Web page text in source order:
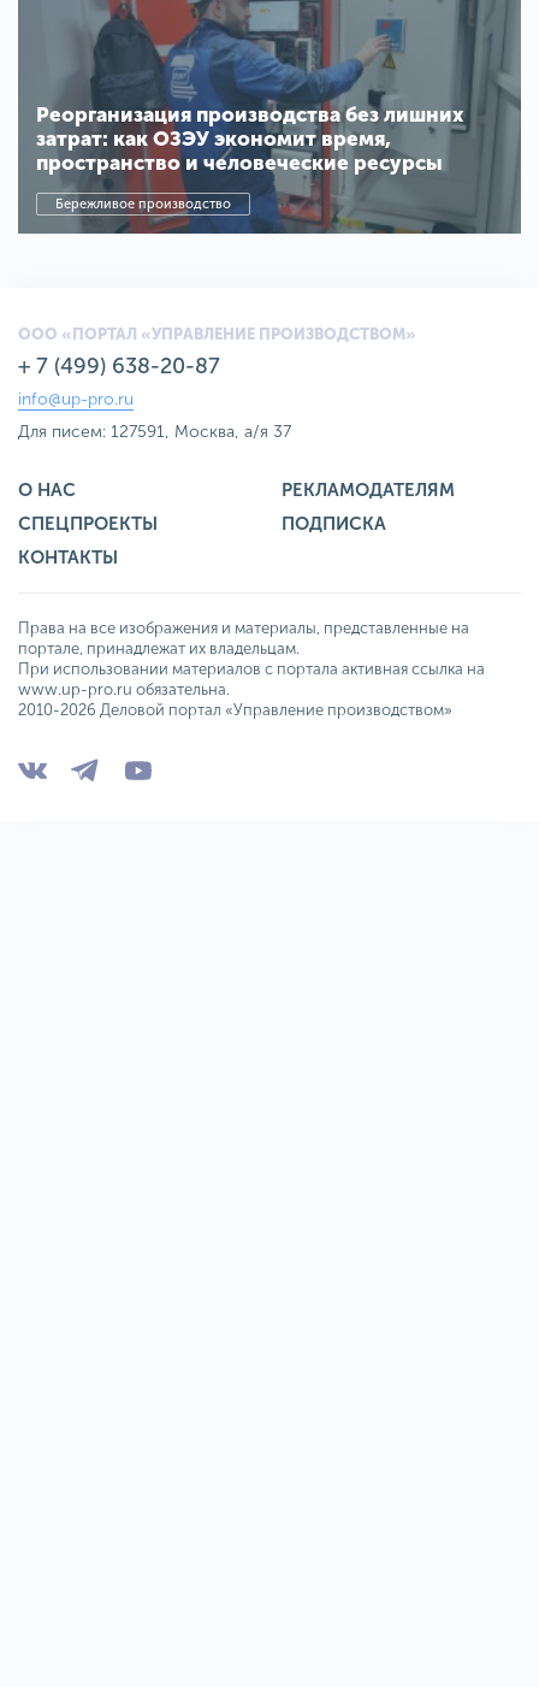
Реорганизация производства без лишних
затрат: как ОЗЭУ экономит время,
пространство и человеческие ресурсы
Бережливое производство
ООО «ПОРТАЛ «УПРАВЛЕНИЕ ПРОИЗВОДСТВОМ»
+ 7 (499) 638-20-87
info@up-pro.ru
Для писем: 127591, Москва, а/я 37
О НАС
РЕКЛАМОДАТЕЛЯМ
СПЕЦПРОЕКТЫ
ПОДПИСКА
КОНТАКТЫ
Права на все изображения и материалы, представленные на
портале, принадлежат их владельцам.
При использовании материалов с портала активная ссылка на
www.up-pro.ru обязательна.
2010-2026 Деловой портал «Управление производством»